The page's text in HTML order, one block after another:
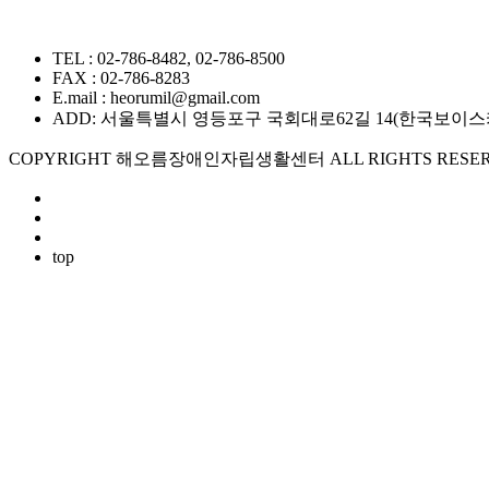
TEL : 02-786-8482, 02-786-8500
FAX : 02-786-8283
E.mail : heorumil@gmail.com
ADD: 서울특별시 영등포구 국회대로62길 14(한국보이
COPYRIGHT 해오름장애인자립생활센터 ALL RIGHTS
top